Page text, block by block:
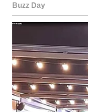
Vage danas
moguć lep gest
Poslovno, dan je